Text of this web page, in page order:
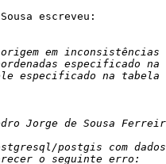
escreveu:
Jorge de Sousa